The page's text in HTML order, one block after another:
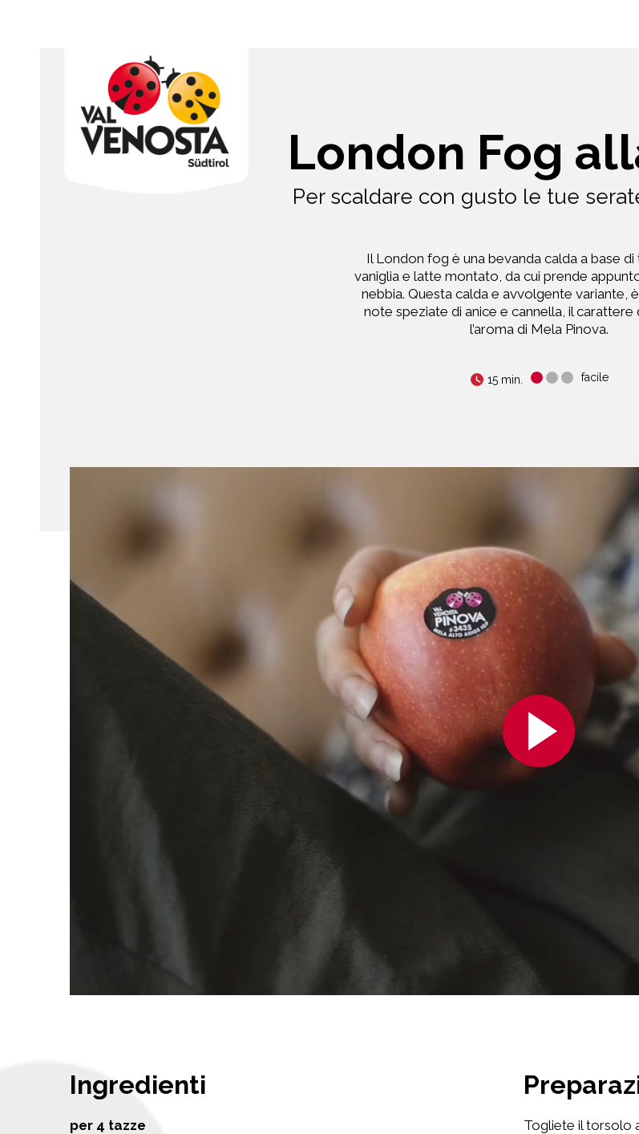
London Fog
Per scaldare con gusto le tue
Il London fog è una bevanda calda a base di
vaniglia e latte montato, da cui prende appunto
nebbia. Questa calda e avvolgente variante,
note speziate di anice e cannella, il carattere
l’aroma di Mela Pinova.
15 min. facile
Ingredienti
per 4 tazze
Togliete il torsolo